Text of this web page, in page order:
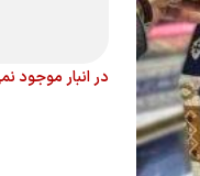
در انبار موجود